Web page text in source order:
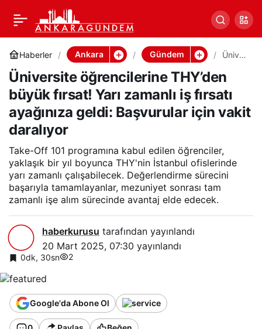
Haberler Ankara Gündem
Üniver
öğren
cilerin
e
THY’d
en
zama
nlı iş
fırsatı
Başvu
Üniversite öğrencilerine THY’den
büyük fırsat! Yarı zamanlı iş fırsatı
ayağınıza geldi: Başvurular için vakit
daralıyor
Take-Off 101 programına kabul edilen öğrenciler,
yaklaşık bir yıl boyunca THY'nin İstanbul ofislerinde
yarı zamanlı çalışabilecek. Değerlendirme sürecini
başarıyla tamamlayanlar, mezuniyet sonrası tam
zamanlı işe alım sürecinde avantaj elde edecek.
haberkurusu tarafından yayınlandı
20 Mart 2025, 07:30 yayınlandı
0dk, 30sn 2
Google'da Abone Ol
Üniversite öğrencilerine
THY’den büyük fırsat!
Yarı zamanlı iş fırsatı
ayağınıza geldi:
Başvurular için vakit
daralıyor
0 Paylaş